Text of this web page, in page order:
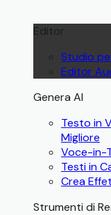
Editor
Studio
Editor
Genera AI
Testo in
Migliore
Voce-in-
Testi in
Crea
Strumenti di